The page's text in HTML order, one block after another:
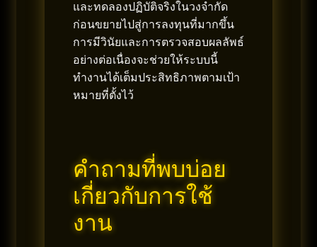
และทดลองปฏิบัติจริงในวงจำกัด
ก่อนขยายไปสู่การลงทุนที่มากขึ้น
การมีวินัยและการตรวจสอบผลลัพธ์
อย่างต่อเนื่องจะช่วยให้ระบบนี้
ทำงานได้เต็มประสิทธิภาพตามเป้า
หมายที่ตั้งไว้
คำถามที่พบบ่อย
เกี่ยวกับการใช้
งาน